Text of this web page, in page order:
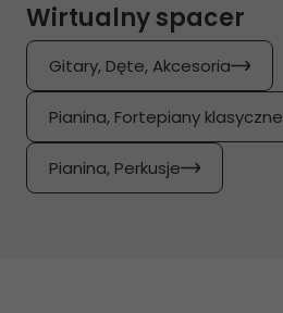
Wirtualny spacer
Gitary, Dęte, Akcesoria
Pianina, Fortepiany klasyczne
Pianina, Perkusje